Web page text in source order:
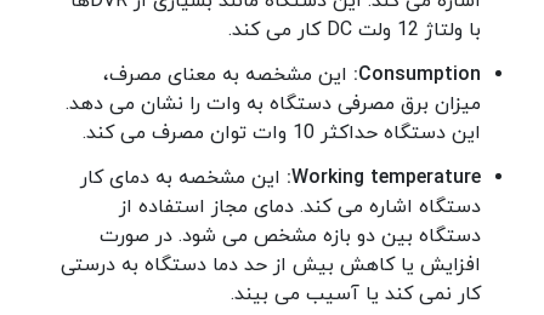
با ولتاژ 12 ولت DC کار می کند.
Consumption: این مشخصه به معنای مصرف،
میزان برق مصرفی دستگاه به وات را نشان می دهد.
این دستگاه حداکثر 10 وات توان مصرف می کند.
Working temperature: این مشخصه به دمای کار
دستگاه اشاره می کند. دمای مجاز استفاده از
دستگاه بین دو بازه مشخص می شود. در صورت
افزایش یا کاهش بیش از حد دما دستگاه به درستی
کار نمی کند یا آسیب می بیند.